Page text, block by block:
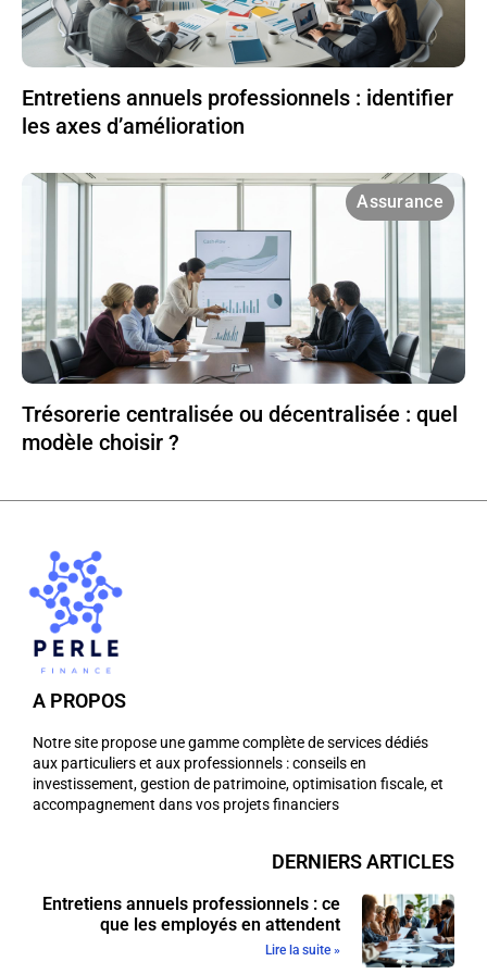
Entretiens annuels professionnels : identifier
les axes d’amélioration
Assurance
Trésorerie centralisée ou décentralisée : quel
modèle choisir ?
A PROPOS
Notre site propose une gamme complète de services dédiés
aux particuliers et aux professionnels : conseils en
investissement, gestion de patrimoine, optimisation fiscale, et
accompagnement dans vos projets financiers
DERNIERS ARTICLES
Entretiens annuels professionnels : ce
que les employés en attendent
Lire la suite »